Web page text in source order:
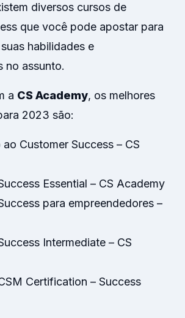
diversos cursos de
que você pode apostar para
habilidades e
no assunto.
a CS Academy, os melhores
2023 são:
Customer Success – CS
Essential – CS Academy
para empreendedores –
Intermediate – CS
Certification – Success